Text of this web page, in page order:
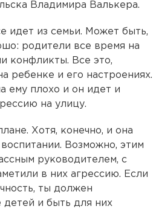
Владимира Валькера.
идет из семьи. Может быть,
родители все время на
конфликты. Все это,
ребенке и его настроениях.
ему плохо и он идет и
на улицу.
Хотя, конечно, и она
Возможно, этим
руководителем, с
в них агрессию. Если
ты должен
детей и быть для них